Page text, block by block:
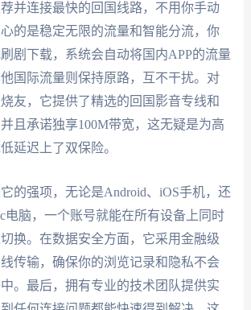
并连接最快的回国线路，不用你手动
的是稳定无限的流量和智能分流，你
剧下载，系统会自动将国内APP的流量
国际流量则保持原路，互不干扰。对
友，它提供了精选的回国影音专线和
且承诺独享100M带宽，这无疑是为高
延迟上了双保险。
的强项，无论是Android、iOS手机，还
电脑，一个账号就能在所有设备上同时
换。在数据安全方面，它采用金融级
传输，确保你的浏览记录和隐私不会
。最后，拥有专业的技术团队提供实